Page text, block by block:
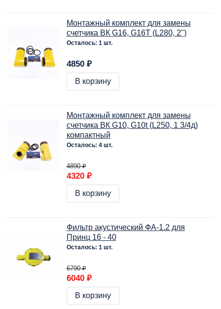
Монтажный комплект для замены
счетчика ВК G16, G16Т (L280, 2")
Осталось: 1 шт.
4850 ₽
В корзину
Монтажный комплект для замены
счетчика ВК G10, G10t (L250, 1 3/4д)
компактный
Осталось: 4 шт.
4890 ₽
4320 ₽
В корзину
Фильтр акустический ФА-1.2 для
Принц 16 - 40
Осталось: 1 шт.
6790 ₽
6040 ₽
В корзину